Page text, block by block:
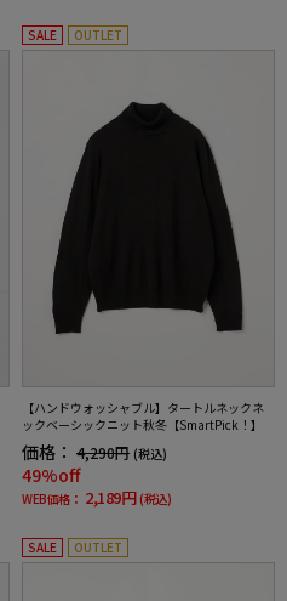
SALE OUTLET
【ハンドウォッシャブル】タートルネックネ
ックベーシックニット秋冬【SmartPick！】
価格： 4,290円 (税込)
49%off
WEB価格： 2,189円 (税込)
SALE OUTLET